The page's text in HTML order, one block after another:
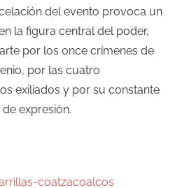
del evento provoca un
la figura central del poder,
por los once crímenes de
por las cuatro
exiliados y por su constante
expresión.